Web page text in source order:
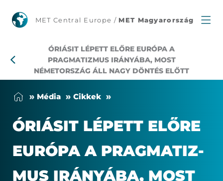
Európa
pragmatizmus
Németország
döntés
MET Central Europe / MET Magyarország
ÓRIÁSIT LÉPETT ELŐRE EURÓPA A
PRAGMATIZMUS IRÁNYÁBA, MOST
NÉMETORSZÁG ÁLL NAGY DÖNTÉS ELŐTT
Mé­dia Cik­kek
ÓRI­Á­SIT LÉ­PETT ELŐ­RE
EU­RÓ­PA A PRAG­MA­TIZ­
MUS IRÁ­NYÁ­BA, MOST